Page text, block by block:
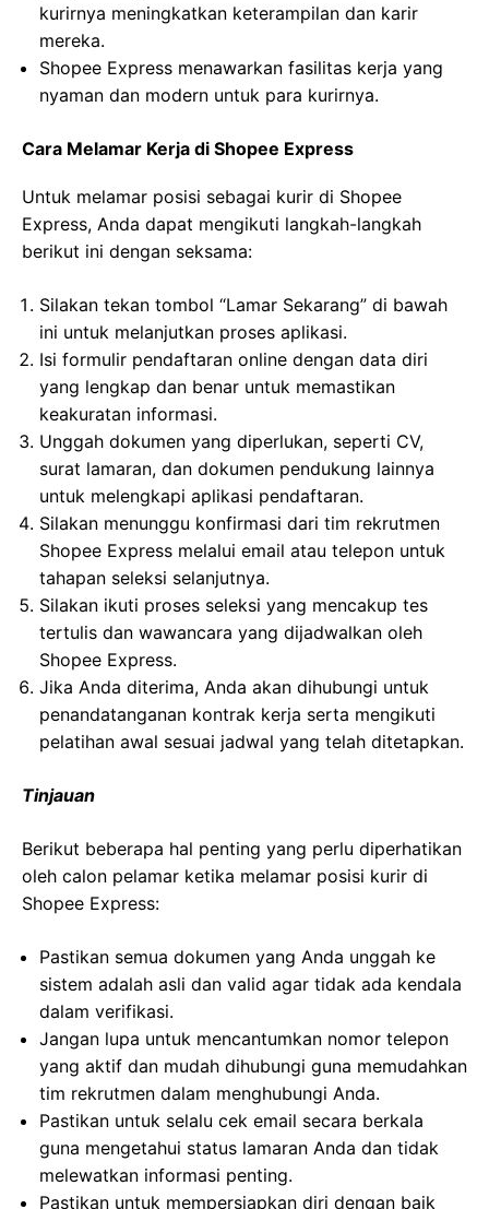
kurirnya meningkatkan keterampilan dan karir
mereka.
Shopee Express menawarkan fasilitas kerja yang
nyaman dan modern untuk para kurirnya.
Cara Melamar Kerja di Shopee Express
Untuk melamar posisi sebagai kurir di Shopee
Express, Anda dapat mengikuti langkah-langkah
berikut ini dengan seksama:
Silakan tekan tombol “Lamar Sekarang” di bawah
ini untuk melanjutkan proses aplikasi.
Isi formulir pendaftaran online dengan data diri
yang lengkap dan benar untuk memastikan
keakuratan informasi.
Unggah dokumen yang diperlukan, seperti CV,
surat lamaran, dan dokumen pendukung lainnya
untuk melengkapi aplikasi pendaftaran.
Silakan menunggu konfirmasi dari tim rekrutmen
Shopee Express melalui email atau telepon untuk
tahapan seleksi selanjutnya.
Silakan ikuti proses seleksi yang mencakup tes
tertulis dan wawancara yang dijadwalkan oleh
Shopee Express.
Jika Anda diterima, Anda akan dihubungi untuk
penandatanganan kontrak kerja serta mengikuti
pelatihan awal sesuai jadwal yang telah ditetapkan.
Tinjauan
Berikut beberapa hal penting yang perlu diperhatikan
oleh calon pelamar ketika melamar posisi kurir di
Shopee Express:
Pastikan semua dokumen yang Anda unggah ke
sistem adalah asli dan valid agar tidak ada kendala
dalam verifikasi.
Jangan lupa untuk mencantumkan nomor telepon
yang aktif dan mudah dihubungi guna memudahkan
tim rekrutmen dalam menghubungi Anda.
Pastikan untuk selalu cek email secara berkala
guna mengetahui status lamaran Anda dan tidak
melewatkan informasi penting.
Pastikan untuk mempersiapkan diri dengan baik